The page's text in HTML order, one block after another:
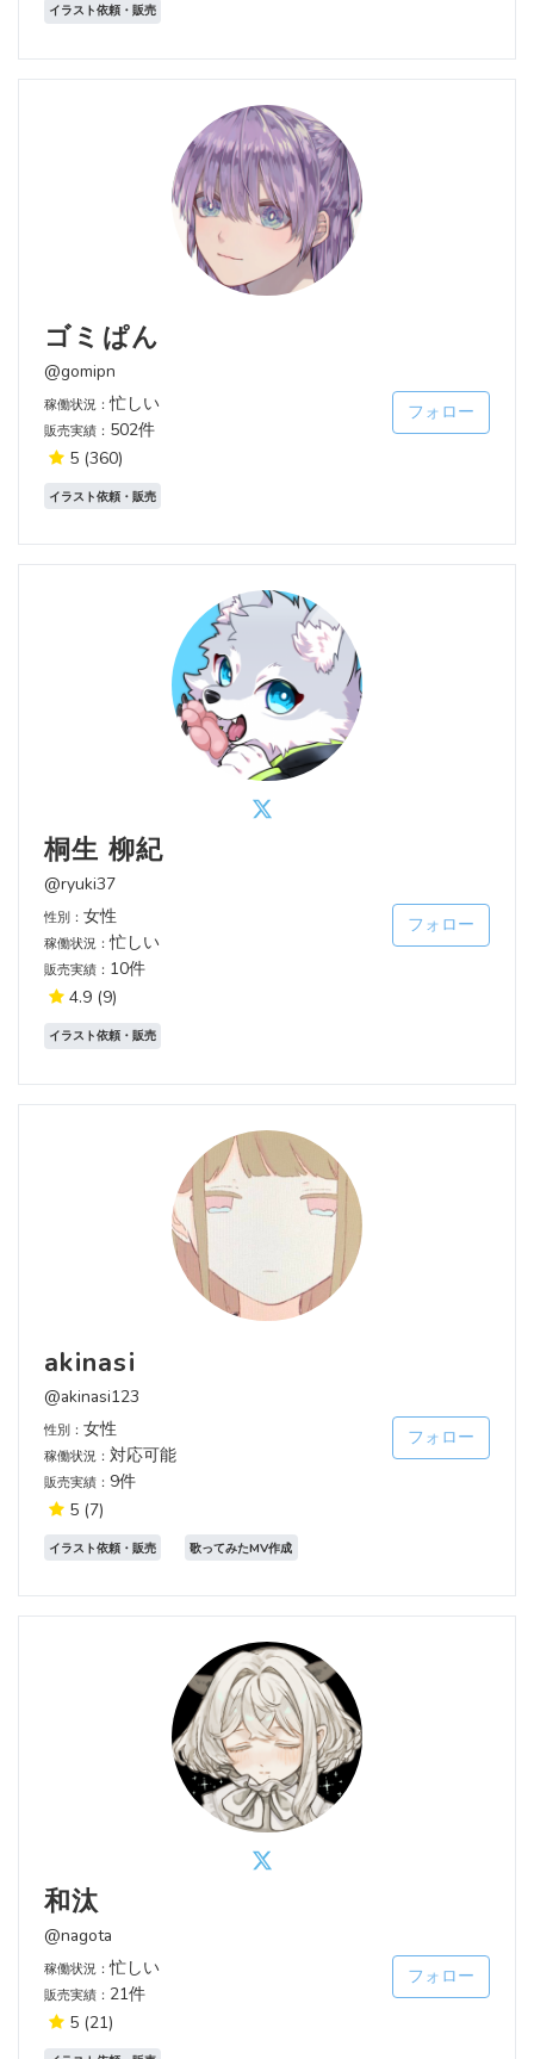
イラスト依頼・販売
ゴミぱん
@gomipn
稼働状況：忙しい
販売実績： 502件
5 (360)
フォロー
イラスト依頼・販売
桐生 柳紀
@ryuki37
性別： 女性
稼働状況：忙しい
販売実績： 10件
4.9 (9)
フォロー
イラスト依頼・販売
akinasi
@akinasi123
性別： 女性
稼働状況： 対応可能
販売実績： 9件
5 (7)
フォロー
イラスト依頼・販売 歌ってみたMV作成
和汰
@nagota
稼働状況：忙しい
販売実績： 21件
5 (21)
フォロー